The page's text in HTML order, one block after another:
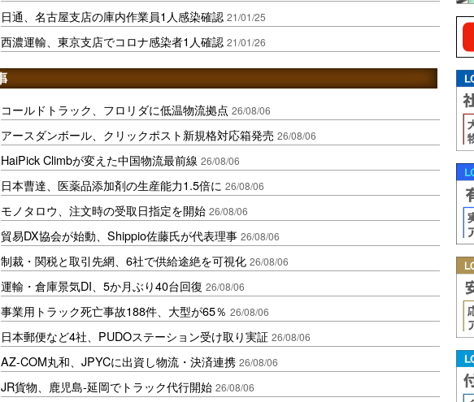
日通、名古屋支店の庫内作業員1人感染確認 21/01/25
西濃運輸、東京支店でコロナ感染者1人確認 21/01/26
コールドトラック、フロリダに低温物流拠点 26/08/06
アースダンボール、クリックポスト新規格対応箱発売 26/08/06
HaiPick Climbが変えた中国物流最前線 26/08/06
日本曹達、医薬品添加剤の生産能力1.5倍に 26/08/06
モノタロウ、注文時の受取日指定を開始 26/08/06
貿易DX協会が始動、Shippio佐藤氏が代表理事 26/08/06
制裁・関税と取引先網、6社で供給途絶を可視化 26/08/06
運輸・倉庫景気DI、5か月ぶり40台回復 26/08/06
事業用トラック死亡事故188件、大型が65％ 26/08/06
日本郵便など4社、PUDOステーション受け取り実証 26/08/06
AZ-COM丸和、JPYCに出資し物流・決済連携 26/08/06
JR貨物、鹿児島-延岡でトラック代行開始 26/08/06